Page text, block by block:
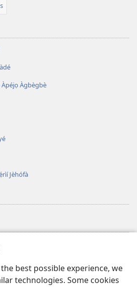
best possible experience, we
technologies. Some cookies
Àpéjọ Àgbègbè
Jèhófà
TI Watchtower™